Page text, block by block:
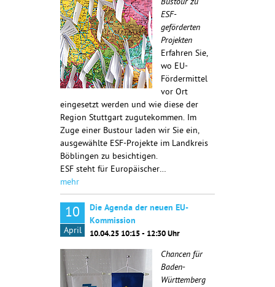
Bustour zu
ESF-
geförderten
Projekten
Erfahren Sie,
wo EU-
Fördermittel
vor Ort
eingesetzt werden und wie diese der
Region Stuttgart zugutekommen. Im
Zuge einer Bustour laden wir Sie ein,
ausgewählte ESF-Projekte im Landkreis
Böblingen zu besichtigen.
ESF steht für Europäischer…
mehr
10
April
Die Agenda der neuen EU-
Kommission
10.04.25 10:15 - 12:30 Uhr
Chancen für
Baden-
Württemberg